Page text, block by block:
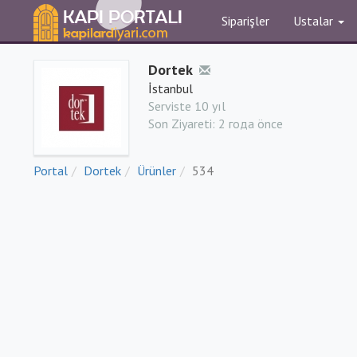
Siparişler Ustalar
Dortek
İstanbul
Serviste 10 yıl
Son Ziyareti: 2 года önce
Portal Dortek Ürünler 534